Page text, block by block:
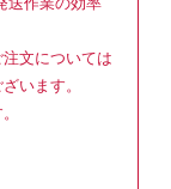
文については
います。